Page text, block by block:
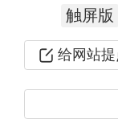
电正极材
共建—市
本增效的典
触屏版
给网站